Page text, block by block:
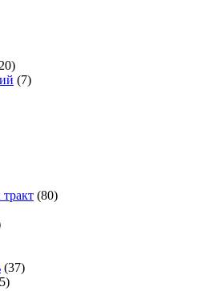
(7)
(80)
(37)